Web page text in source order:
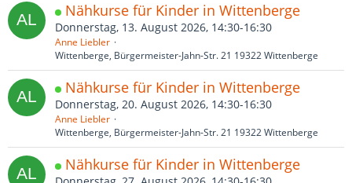
Nähkurse für Kinder in Wittenberge
Donnerstag, 13. August 2026, 14:30-16:30
Anne Liebler
Wittenberge, Bürgermeister-Jahn-Str. 21 19322 Wittenberge
Nähkurse für Kinder in Wittenberge
Donnerstag, 20. August 2026, 14:30-16:30
Anne Liebler
Wittenberge, Bürgermeister-Jahn-Str. 21 19322 Wittenberge
Nähkurse für Kinder in Wittenberge